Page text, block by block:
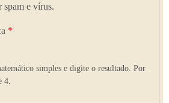
spam e vírus.
*
simples e digite o resultado. Por
4.